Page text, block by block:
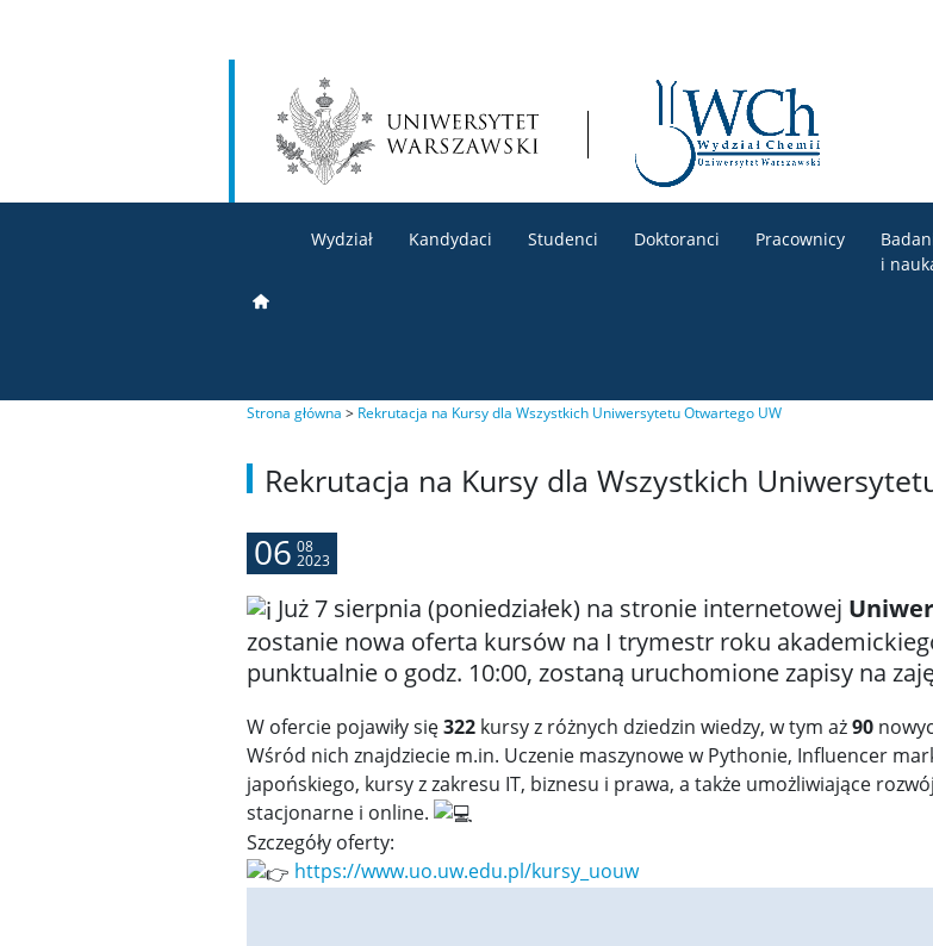
Wydział Kandydaci Studenci Doktoranci Pracownicy
i
Strona główna > Rekrutacja na Kursy dla Wszystkich Uniwersytetu Otwartego UW
Rekrutacja na Kursy dla Wszystkich
06 08
2023
Już 7 sierpnia (poniedziałek) na stronie internetowej
zostanie nowa oferta kursów na I trymestr roku
punktualnie o godz. 10:00, zostaną uruchomione zapisy na
W ofercie pojawiły się322 kursy z różnych dziedzin wiedzy, w tym aż90
Wśród nich znajdziecie m.in. Uczenie maszynowe w Pythonie, Influencer
japońskiego, kursy z zakresu IT, biznesu i prawa, a także umożliwiające
stacjonarne i online.
Szczegóły oferty:
https://www.uo.uw.edu.pl/kursy_uouw